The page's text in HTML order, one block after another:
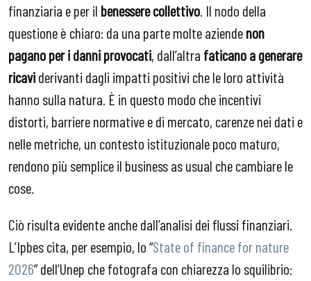
finanziaria e per il benessere collettivo . Il nodo della
questione è chiaro: da una parte molte aziendenon
pagano per i danni provocati, dall’altra faticano a generare
ricaviderivanti dagli impatti positivi che le loro attività
hanno sulla natura. È in questo modo che incentivi
distorti, barriere normative e di mercato, carenze nei dati e
nelle metriche, un contesto istituzionale poco maturo,
rendono più semplice il business as usual che cambiare le
cose.
Ciò risulta evidente anche dall’analisi dei flussi finanziari.
L’Ipbes cita, per esempio, lo “State of finance for nature
2026” dell’Unep che fotografa con chiarezza lo squilibrio: